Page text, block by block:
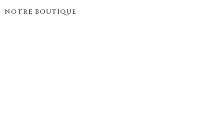
NOTRE BOUTIQUE